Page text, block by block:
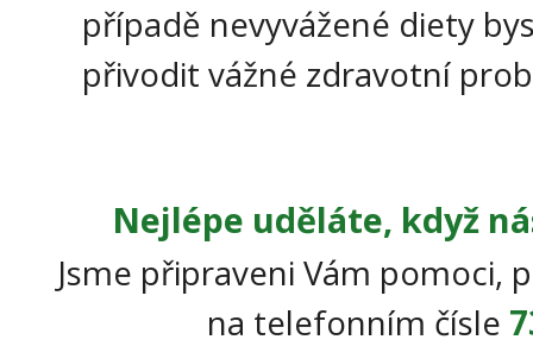
případě nevyvážené diety
přivodit vážné zdravotní
Nejlépe uděláte, když
Jsme připraveni Vám pomoci,
na telefonním čísle